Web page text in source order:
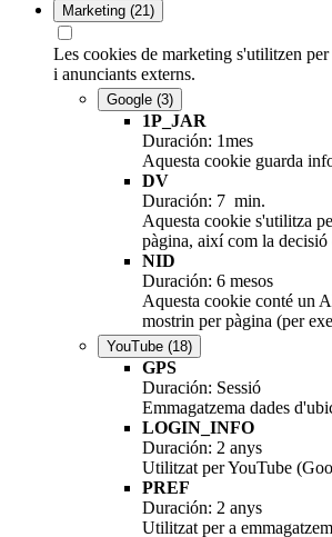
Marketing (21)
Les cookies de marketing s'utilitzen
i anunciants externs.
Google (3)
1P_JAR
Duración: 1mes
Aquesta cookie guarda
DV
Duración: 7 min.
Aquesta cookie s'utilitza
pàgina, així com la
NID
Duración: 6 mesos
Aquesta cookie conté un
mostrin per pàgina (per
YouTube (18)
GPS
Duración: Sessió
Emmagatzema dades
LOGIN_INFO
Duración: 2 anys
Utilitzat per YouTube
PREF
Duración: 2 anys
Utilitzat per a